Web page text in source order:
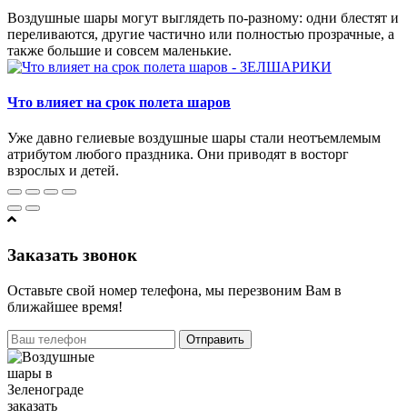
Воздушные шары могут выглядеть по-разному: одни блестят и
переливаются, другие частично или полностью прозрачные, а
также большие и совсем маленькие.
Что влияет на срок полета шаров
Уже давно гелиевые воздушные шары стали неотъемлемым
атрибутом любого праздника. Они приводят в восторг
взрослых и детей.
Заказать звонок
Оставьте свой номер телефона, мы перезвоним Вам в
ближайшее время!
Отправить